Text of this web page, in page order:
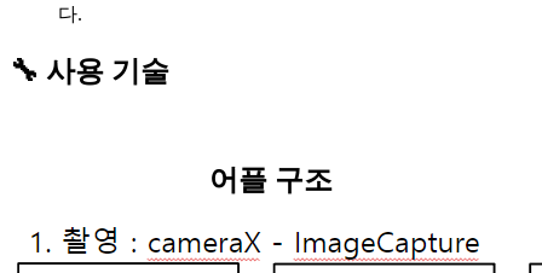
다.
🔧 사용 기술
어플 구조